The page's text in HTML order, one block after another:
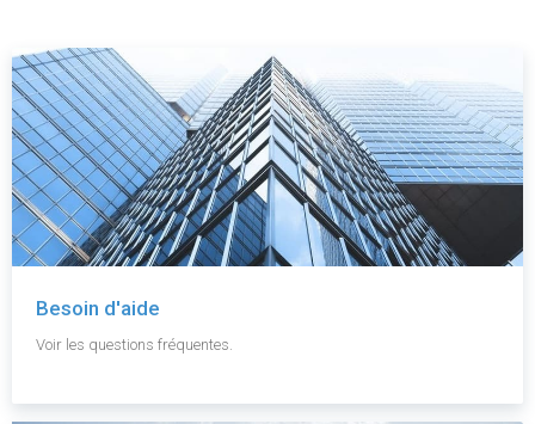
Besoin d'aide
Voir les questions fréquentes.